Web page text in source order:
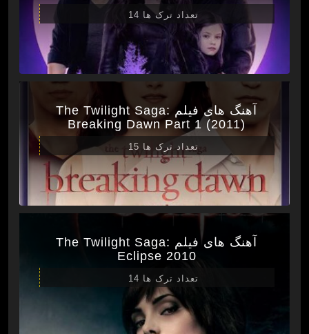
تعداد ترک ها 14
آهنگ های فیلم The Twilight Saga:
Breaking Dawn Part 1 (2011)
تعداد ترک ها 15
آهنگ های فیلم The Twilight Saga:
Eclipse 2010
تعداد ترک ها 14